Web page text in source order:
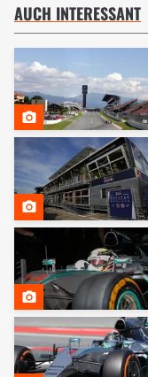
AUCH INTERESSANT